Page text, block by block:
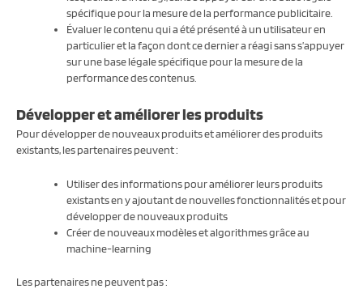
spécifique pour la mesure de la performance publicitaire.
Évaluer le contenu qui a été présenté à un utilisateur en
particulier et la façon dont ce dernier a réagi sans s’appuyer
sur une base légale spécifique pour la mesure de la
performance des contenus.
Développer et améliorer les produits
Pour développer de nouveaux produits et améliorer des produits
existants, les partenaires peuvent :
Utiliser des informations pour améliorer leurs produits
existants en y ajoutant de nouvelles fonctionnalités et pour
développer de nouveaux produits
Créer de nouveaux modèles et algorithmes grâce au
machine-learning
Les partenaires ne peuvent pas :